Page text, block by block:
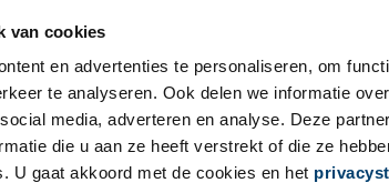
van cookies
en advertenties te personaliseren, om
te analyseren. Ook delen we informatie
media, adverteren en analyse. Deze
die u aan ze heeft verstrekt of die ze
U gaat akkoord met de cookies en het
NIEUWSBRIEF
DISCLAIMER
PRIVACY
TOEGANKELIJKHEID